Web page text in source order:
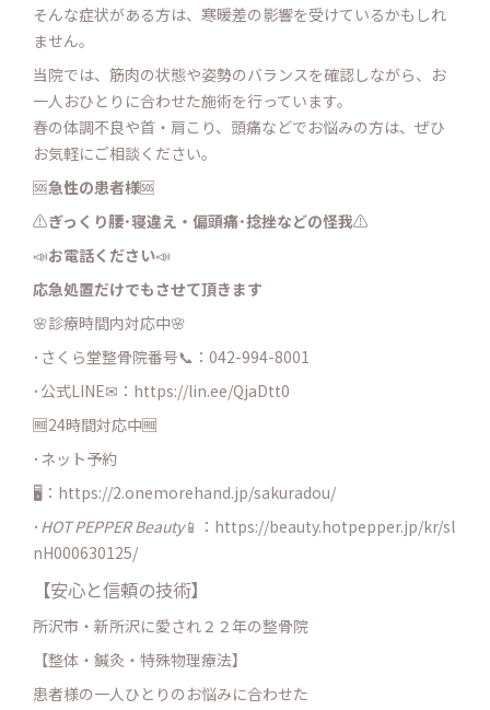
そんな症状がある方は、寒暖差の影響を受けているかもしれ
ません。
当院では、筋肉の状態や姿勢のバランスを確認しながら、お
一人おひとりに合わせた施術を行っています。
春の体調不良や首・肩こり、頭痛などでお悩みの方は、ぜひ
お気軽にご相談ください。
🆘急性の患者様🆘
⚠️ぎっくり腰･寝違え・ 偏頭痛･捻挫などの怪我⚠️
📣お電話ください📣
応急処置だけでもさせて頂きます
🌸診療時間内対応中🌸
･さくら堂整骨院番号📞：042-994-8001
･公式LINE✉： https://lin.ee/QjaDtt0
🆓24時間対応中🆓
･ネット予約
🖥：https://2.onemorehand.jp/sakuradou/
･ HOT PEPPER Beauty📱：https://beauty.hotpepper.jp/kr/sl
nH000630125/
【安心と信頼の技術】
所沢市・新所沢に愛され２２年の整骨院
【整体・鍼灸・特殊物理療法】
患者様の一人ひとりのお悩みに合わせた